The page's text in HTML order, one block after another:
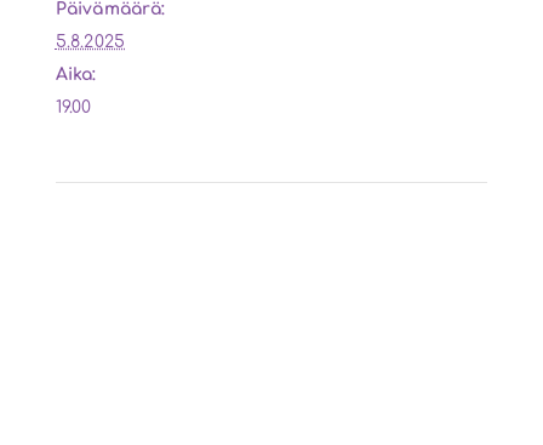
Päivämäärä:
5.8.2025
Aika:
19.00